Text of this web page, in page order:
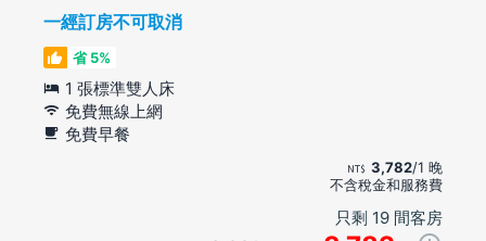
一經訂房不可取消
省 5%
1 張標準雙人床
免費無線上網
免費早餐
3,782/1 晚
不含稅金和服務費
只剩 19 間客房